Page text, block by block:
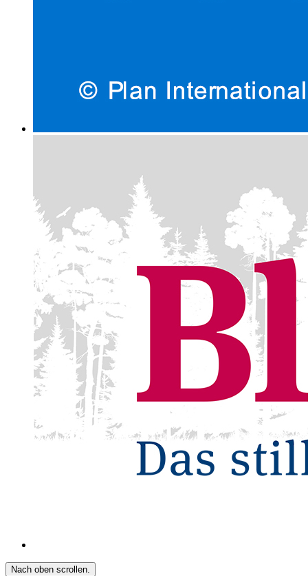
Nach oben scrollen.